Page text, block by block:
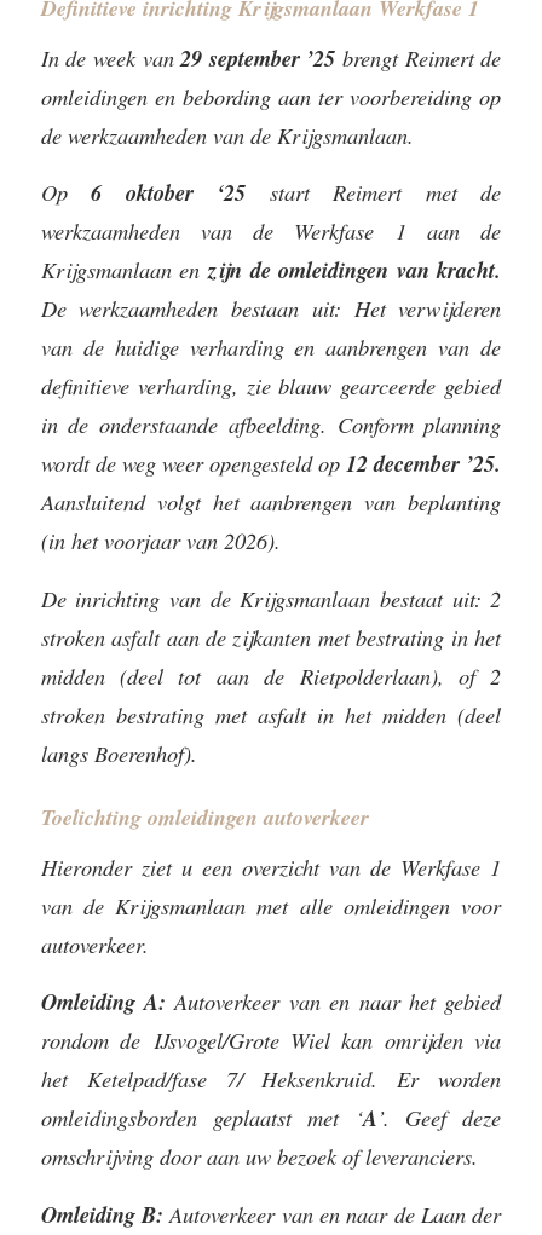
Definitieve inrichting Krijgsmanlaan Werkfase 1
In de week van29 september ’25brengt Reimert de
omleidingen en bebording aan ter voorbereiding op
de werkzaamheden van de Krijgsmanlaan.
Op6 oktober ‘25 start Reimert met de
werkzaamheden van de Werkfase 1 aan de
Krijgsmanlaan en zijn de omleidingen van kracht.
De werkzaamheden bestaan uit: Het verwijderen
van de huidige verharding en aanbrengen van de
definitieve verharding, zie blauw gearceerde gebied
in de onderstaande afbeelding. Conform planning
wordt de weg weer opengesteld op 12 december ’25.
Aansluitend volgt het aanbrengen van beplanting
(in het voorjaar van 2026).
De inrichting van de Krijgsmanlaan bestaat uit: 2
stroken asfalt aan de zijkanten met bestrating in het
midden (deel tot aan de Rietpolderlaan), of 2
stroken bestrating met asfalt in het midden (deel
langs Boerenhof).
Toelichting omleidingen autoverkeer
Hieronder ziet u een overzicht van de Werkfase 1
van de Krijgsmanlaan met alle omleidingen voor
autoverkeer.
Omleiding A: Autoverkeer van en naar het gebied
rondom de IJsvogel/Grote Wiel kan omrijden via
het Ketelpad/fase 7/ Heksenkruid. Er worden
omleidingsborden geplaatst met ‘A’. Geef deze
omschrijving door aan uw bezoek of leveranciers.
Omleiding B: Autoverkeer van en naar de Laan der